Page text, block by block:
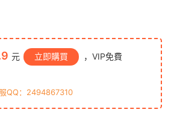
元 立即購買
，VIP免費
QQ：2494867310